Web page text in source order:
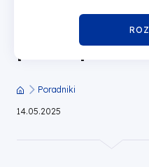
Fundusze
Europejskie
dla
Wielkopolski
Rozwój
przez
Ścieżka
Poradniki
14.05.2025